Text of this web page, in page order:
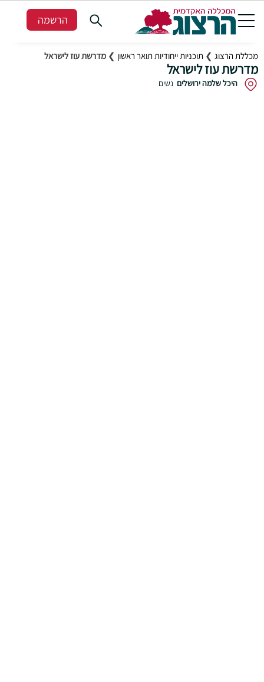
הרשמה
היכל שלמה ירושלים נשים
מדרשת ע‎וז לישראל
מכללת הרצוג ❯ תוכניות ייחודיות תואר ראשון ❯ מדרשת ע‎וז לישראל